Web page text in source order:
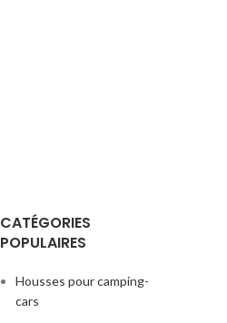
CATÉGORIES
POPULAIRES
Housses pour camping-
cars